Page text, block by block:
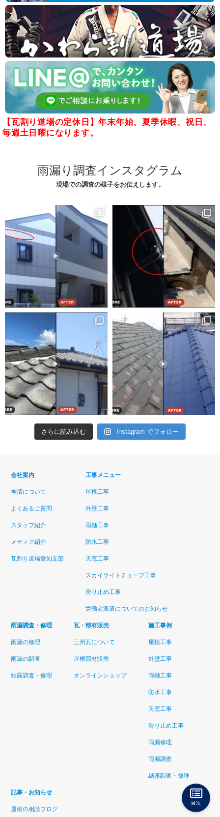
【瓦割り道場の定休日】年末年始、夏季休暇、祝日、
毎週土日曜になります。
雨漏り調査インスタグラム
現場での調査の様子をお伝えします。
さらに読み込む Instagram でフォロー
会社案内
神清について
よくあるご質問
スタッフ紹介
メディア紹介
瓦割り道場愛知支部
工事メニュー
屋根工事
外壁工事
雨樋工事
防水工事
天窓工事
スカイライトチューブ工事
滑り止め工事
労働者派遣についてのお知らせ
雨漏調査・修理
雨漏の修理
雨漏の調査
結露調査・修理
瓦・部材販売
三州瓦について
屋根部材販売
オンラインショップ
施工事例
屋根工事
外壁工事
雨樋工事
防水工事
天窓工事
滑り止め工事
雨漏修理
雨漏調査
結露調査・修理
記事・お知らせ
屋根の相談ブログ
目次